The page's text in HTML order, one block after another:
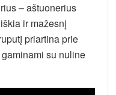
– aštuonerius
ir mažesnį
priartina prie
su nuline